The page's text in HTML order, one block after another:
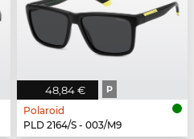
48,84 € P
Polaroid
PLD 2164/S - 003/M9